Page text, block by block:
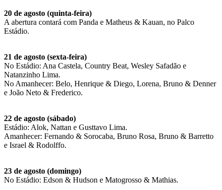
20 de agosto (quinta-feira)
A abertura contará com Panda e Matheus & Kauan, no Palco
Estádio.
21 de agosto (sexta-feira)
No Estádio: Ana Castela, Country Beat, Wesley Safadão e
Natanzinho Lima.
No Amanhecer: Belo, Henrique & Diego, Lorena, Bruno & Denner
e João Neto & Frederico.
22 de agosto (sábado)
Estádio: Alok, Nattan e Gusttavo Lima.
Amanhecer: Fernando & Sorocaba, Bruno Rosa, Bruno & Barretto
e Israel & Rodolffo.
23 de agosto (domingo)
No Estádio: Edson & Hudson e Matogrosso & Mathias.